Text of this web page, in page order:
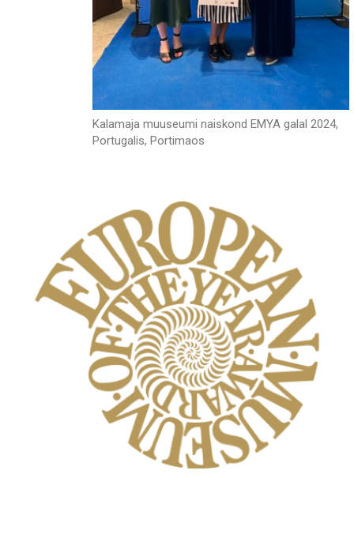
Kalamaja muuseumi naiskond EMYA galal 2024,
Portugalis, Portimaos